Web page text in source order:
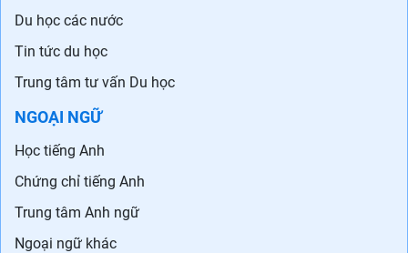
Du học các nước
Tin tức du học
Trung tâm tư vấn Du học
NGOẠI NGỮ
Học tiếng Anh
Chứng chỉ tiếng Anh
Trung tâm Anh ngữ
Ngoại ngữ khác